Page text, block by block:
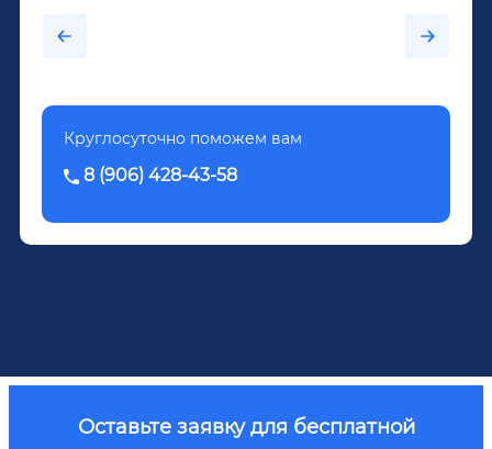
было назначено кодирование по методу
Довженко.
Круглосуточно поможем вам
8 (906) 428-43-58
Оставьте заявку для бесплатной